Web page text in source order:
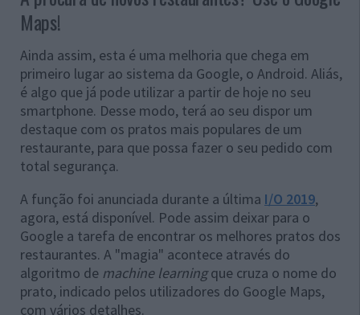
Maps!
Ainda assim, esta é uma melhoria que chega em
primeiro lugar ao sistema da Google, o Android. Aliás,
é algo que já pode utilizar a partir de hoje no seu
smartphone. Desse modo, terá ao seu dispor um
destaque com os pratos mais populares de um
restaurante, para que possa fazer o seu pedido com
total segurança.
A função foi anunciada durante a última I/O 2019,
agora, está disponível. Pode assim deixar para o
Google a tarefa de encontrar os melhores pratos dos
restaurantes. A "magia" acontece através do
algoritmo de machine learningque cruza o nome do
prato, indicado pelos utilizadores do Google Maps,
com vários detalhes.